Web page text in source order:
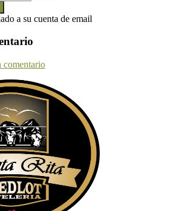
a su cuenta de email
comentario